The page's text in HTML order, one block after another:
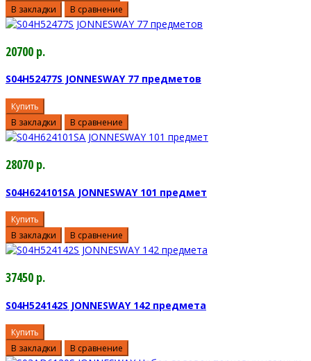
В закладки
В сравнение
20700 р.
S04H52477S JONNESWAY 77 предметов
Купить
В закладки
В сравнение
28070 р.
S04H624101SA JONNESWAY 101 предмет
Купить
В закладки
В сравнение
37450 р.
S04H524142S JONNESWAY 142 предмета
Купить
В закладки
В сравнение